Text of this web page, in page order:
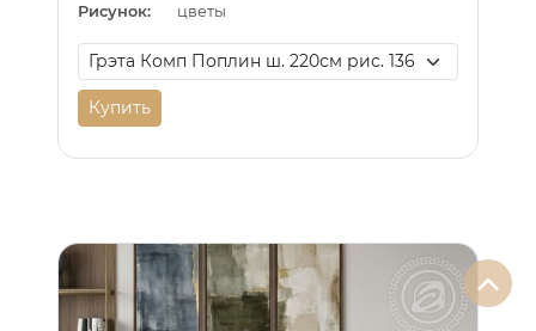
Рисунок:
цветы
Купить